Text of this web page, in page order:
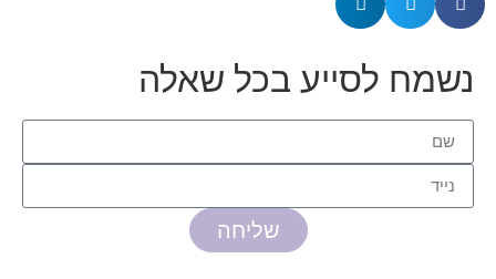
נשמח לסייע בכל שאלה
שליחה